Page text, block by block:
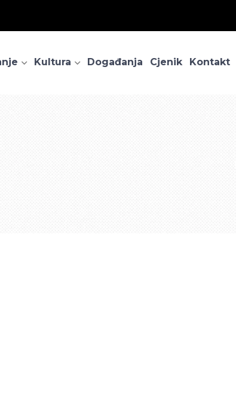
Kultura Događanja Cjenik Kontakt